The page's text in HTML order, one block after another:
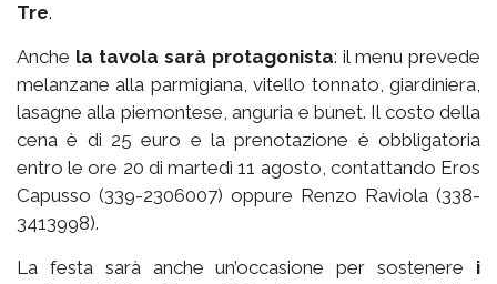
Tre.
Anche la tavola sarà protagonista: il menu prevede
melanzane alla parmigiana, vitello tonnato, giardiniera,
lasagne alla piemontese, anguria e bunet. Il costo della
cena è di 25 euro e la prenotazione è obbligatoria
entro le ore 20 di martedì 11 agosto, contattando Eros
Capusso (339-2306007) oppure Renzo Raviola (338-
3413998).
La festa sarà anche un’occasione per sostenere i